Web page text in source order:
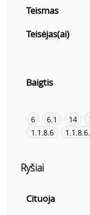
Teismas
Teisėjas(ai)
Baigtis
6 6.1 14
1.1.8.6
Ryšiai
Cituoja